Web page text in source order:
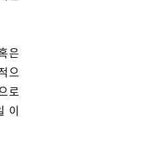
은
으
로
이